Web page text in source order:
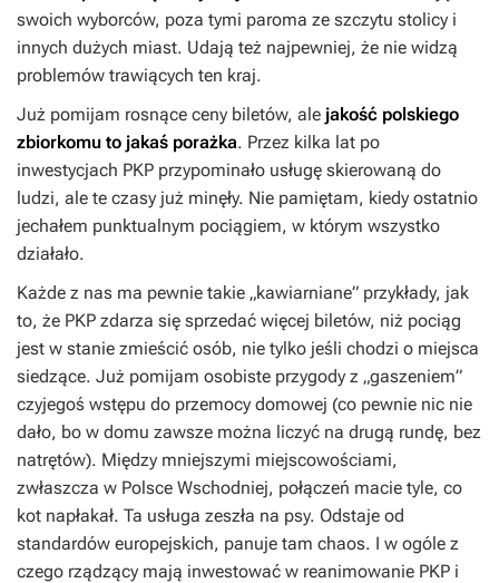
swoich wyborców, poza tymi paroma ze szczytu stolicy i
innych dużych miast. Udają też najpewniej, że nie widzą
problemów trawiących ten kraj.
Już pomijam rosnące ceny biletów, ale jakość polskiego
zbiorkomu to jakaś porażka. Przez kilka lat po
inwestycjach PKP przypominało usługę skierowaną do
ludzi, ale te czasy już minęły. Nie pamiętam, kiedy ostatnio
jechałem punktualnym pociągiem, w którym wszystko
działało.
Każde z nas ma pewnie takie „kawiarniane” przykłady, jak
to, że PKP zdarza się sprzedać więcej biletów, niż pociąg
jest w stanie zmieścić osób, nie tylko jeśli chodzi o miejsca
siedzące. Już pomijam osobiste przygody z „gaszeniem”
czyjegoś wstępu do przemocy domowej (co pewnie nic nie
dało, bo w domu zawsze można liczyć na drugą rundę, bez
natrętów). Między mniejszymi miejscowościami,
zwłaszcza w Polsce Wschodniej, połączeń macie tyle, co
kot napłakał. Ta usługa zeszła na psy. Odstaje od
standardów europejskich, panuje tam chaos. I w ogóle z
czego rządzący mają inwestować w reanimowanie PKP i